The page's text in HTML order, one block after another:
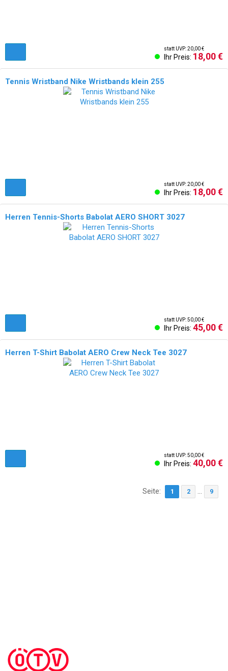
statt UVP: 20,00 €
Ihr Preis: 18,00 €
Tennis Wristband Nike Wristbands klein 255
statt UVP: 20,00 €
Ihr Preis: 18,00 €
Herren Tennis-Shorts Babolat AERO SHORT 3027
statt UVP: 50,00 €
Ihr Preis: 45,00 €
Herren T-Shirt Babolat AERO Crew Neck Tee 3027
statt UVP: 50,00 €
Ihr Preis: 40,00 €
Seite: 1 2 ... 9